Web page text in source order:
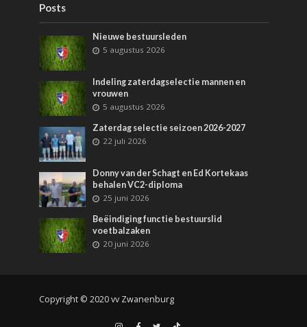
Posts
Nieuwe bestuursleden
5 augustus 2026
Indeling zaterdagselectie mannen en
vrouwen
5 augustus 2026
Zaterdag selectie seizoen 2026-2027
22 juli 2026
Donny van der Schagt en Ed Kortekaas
behalen VC2-diploma
25 juni 2026
Beëindiging functie bestuurslid
voetbalzaken
20 juni 2026
Copyright © 2020 vv Zwanenburg